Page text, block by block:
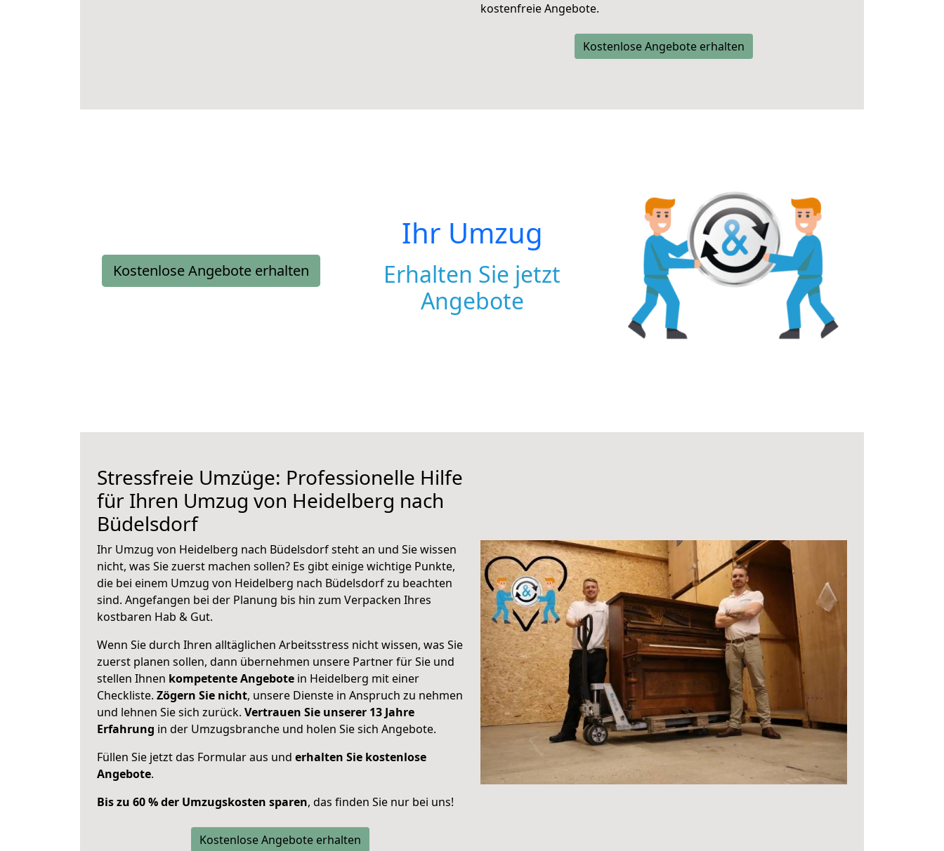
kostenfreie Angebote.
Kostenlose Angebote erhalten
Kostenlose Angebote erhalten
Ihr Umzug
Erhalten Sie jetzt
Angebote
Stressfreie Umzüge: Professionelle Hilfe
für Ihren Umzug von Heidelberg nach
Büdelsdorf
Ihr Umzug von Heidelberg nach Büdelsdorf steht an und Sie wissen
nicht, was Sie zuerst machen sollen? Es gibt einige wichtige Punkte,
die bei einem Umzug von Heidelberg nach Büdelsdorf zu beachten
sind. Angefangen bei der Planung bis hin zum Verpacken Ihres
kostbaren Hab & Gut.
Wenn Sie durch Ihren alltäglichen Arbeitsstress nicht wissen, was Sie
zuerst planen sollen, dann übernehmen unsere Partner für Sie und
stellen Ihnen kompetente Angebote in Heidelberg mit einer
Checkliste. Zögern Sie nicht, unsere Dienste in Anspruch zu nehmen
und lehnen Sie sich zurück. Vertrauen Sie unserer 13 Jahre
Erfahrung in der Umzugsbranche und holen Sie sich Angebote.
Füllen Sie jetzt das Formular aus und erhalten Sie kostenlose
Angebote.
Bis zu 60 % der Umzugskosten sparen, das finden Sie nur bei uns!
Kostenlose Angebote erhalten